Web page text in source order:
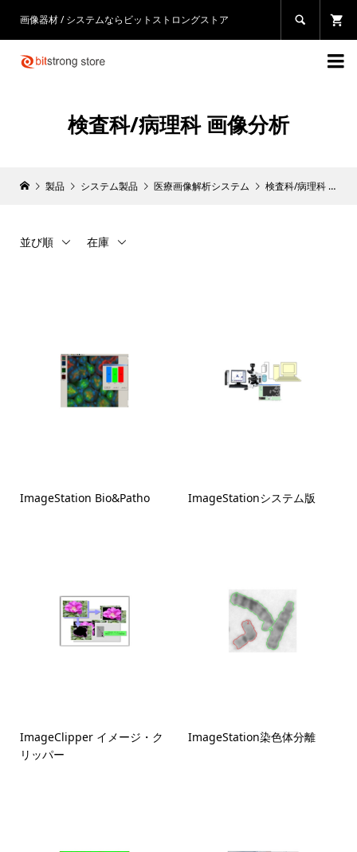
画像器材 / システムならビットストロングストア 

検査科/病理科 画像分析
製品 システム製品 医療画像解析システム 検査科/病理科 画像分析
並び順 在庫
ImageStation Bio&Patho ImageStationシステム版
ImageClipper イメージ・ク
リッパー
ImageStation染色体分離